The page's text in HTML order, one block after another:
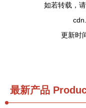
如若转载，
更新时
最新产品